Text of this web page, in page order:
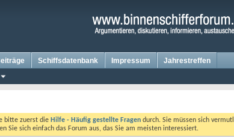
Schiffsdatenbank Impressum Jahrestreffen
bitte zuerst die Hilfe - Häufig gestellte Fragen durch. Sie müssen sich
Sie sich einfach das Forum aus, das Sie am meisten interessiert.